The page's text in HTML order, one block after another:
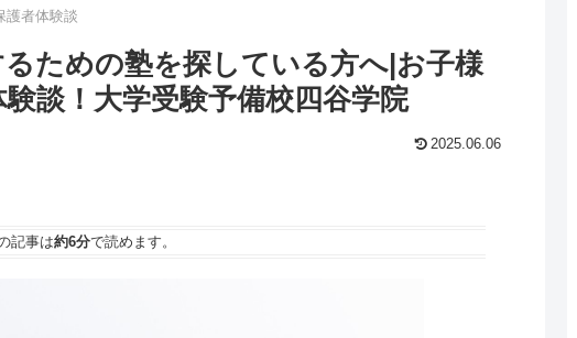
護者体験談
ための塾を探している方へ|お子様
談！大学受験予備校四谷学院
2025.06.06
記事は約6分で読めます。